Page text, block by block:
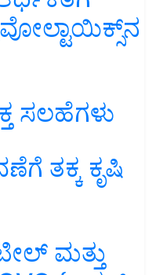
ಸಲಹೆಗಳು
ತಕ್ಕ ಕೃಷಿ
ಮತ್ತು